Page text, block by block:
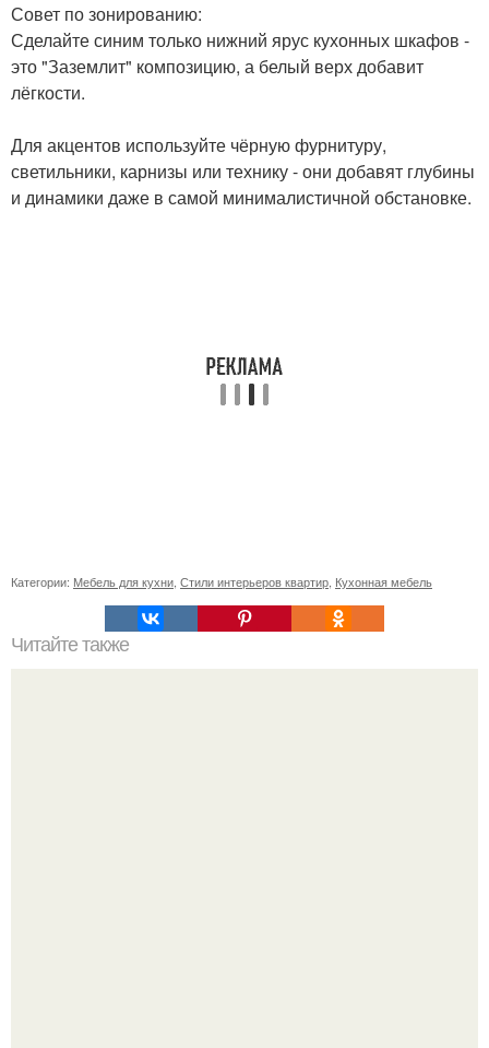
Совет по зонированию:
Сделайте синим только нижний ярус кухонных шкафов -
это "Заземлит" композицию, а белый верх добавит
лёгкости.
Для акцентов используйте чёрную фурнитуру,
светильники, карнизы или технику - они добавят глубины
и динамики даже в самой минималистичной обстановке.
Категории: Мебель для кухни Стили интерьеров квартир Кухонная мебель
Читайте также